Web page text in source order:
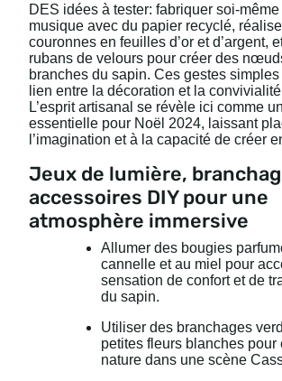
DES idées à tester: fabriquer soi-
musique avec du papier recyclé,
couronnes en feuilles d’or et d’argent,
rubans de velours pour créer des
branches du sapin. Ces gestes
lien entre la décoration et la
L’esprit artisanal se révèle ici comme
essentielle pour Noël 2024, laissant
l’imagination et à la capacité de créer
Jeux de lumière,
accessoires DIY pour une
atmosphère immersive
Allumer des bougies
cannelle et au miel pour
sensation de confort et de
du sapin.
Utiliser des branchages
petites fleurs blanches pour
nature dans une scène